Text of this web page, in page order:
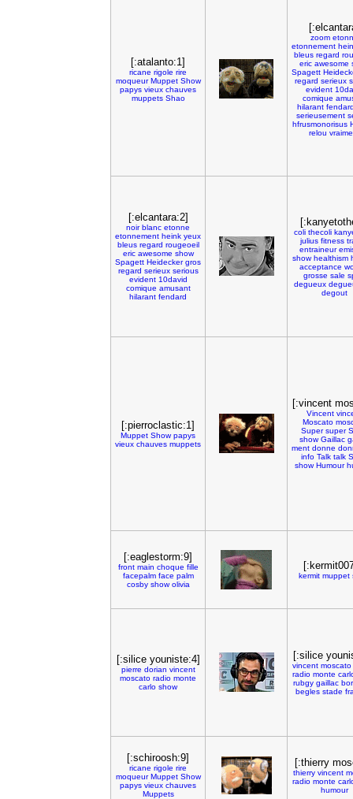
[:atalanto:1]
ricane rigole rire
moqueur Muppet Show
papys vieux chauves
muppets Shao
zoom
etonnement
bleus regard
eric awesome
Spagett
regard serieux
evident
comique
hilarant
serieusement
hfrusmonorisus
relou
[:elcantara:2]
noir blanc etonne
etonnement heink yeux
bleus regard rougeoeil
eric awesome show
Spagett Heidecker gros
regard serieux serious
evident 10david
comique amusant
hilarant fendard
coli thecoli
julius fitness
entraineur
show healthism
acceptance
grosse sale
degueux
degout
[:pierroclastic:1]
Muppet Show papys
vieux chauves muppets
[:vincent
Vincent
Moscato
Super super
show Gaillac
ment donne
info Talk talk
show Humour
[:eaglestorm:9]
front main choque fille
facepalm face palm
cosby show olivia
kermit muppet
[:silice youniste:4]
pierre dorian vincent
moscato radio monte
carlo show
[:silice
vincent moscato
radio monte
rubgy gaillac
begles stade
[:schiroosh:9]
ricane rigole rire
moqueur Muppet Show
papys vieux chauves
Muppets
[:thierry
thierry vincent
radio monte
humour